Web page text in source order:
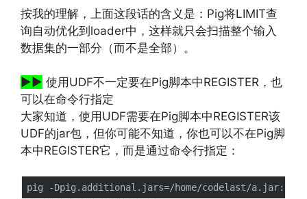
按我的理解，上面这段话的含义是：Pig将LIMIT查
询自动优化到loader中，这样就只会扫描整个输入
数据集的一部分（而不是全部）。
▶▶ 使用UDF不一定要在Pig脚本中REGISTER，也
可以在命令行指定
大家知道，使用UDF需要在Pig脚本中REGISTER该
UDF的jar包，但你可能不知道，你也可以不在Pig脚
本中REGISTER它，而是通过命令行指定：